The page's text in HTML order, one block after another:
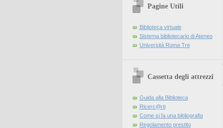
Pagine Utili
Biblioteca virtuale
Sistema bibliotecario di Ateneo
Università Roma Tre
Cassetta degli attrezzi
Guida alla Biblioteca
Ricerc@rti
Come si fa una bibliografia
Regolamento prestito